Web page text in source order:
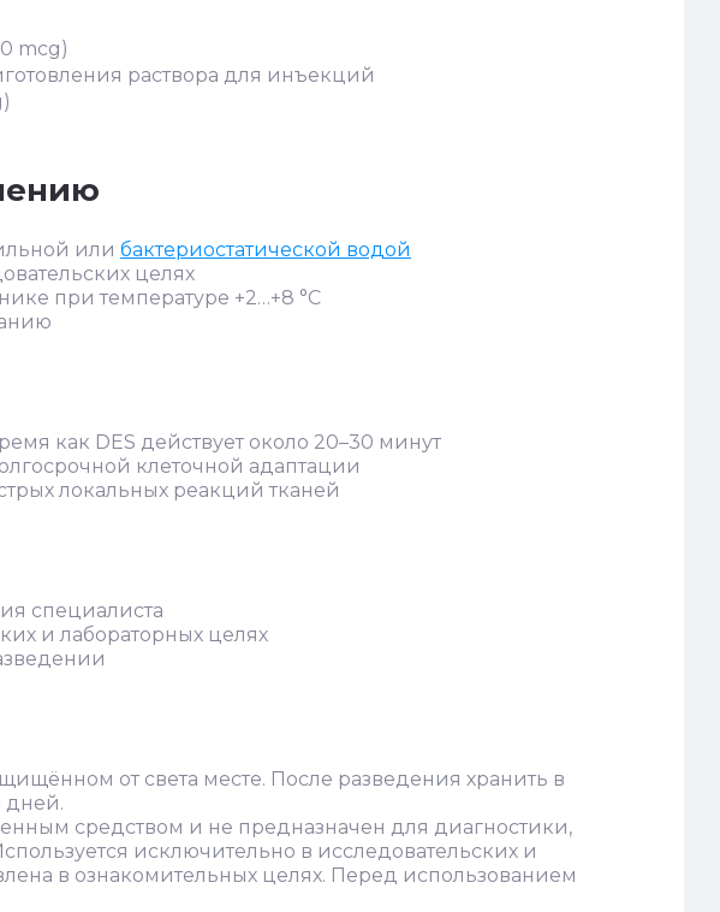
mcg)
раствора для инъекций
или бактериостатической водой
целях
при температуре +2…+8 °C
как DES действует около 20–30 минут
клеточной адаптации
локальных реакций тканей
специалиста
и лабораторных целях
от света месте. После разведения хранить в
дней.
средством и не предназначен для диагностики,
исключительно в исследовательских и
в ознакомительных целях. Перед использованием